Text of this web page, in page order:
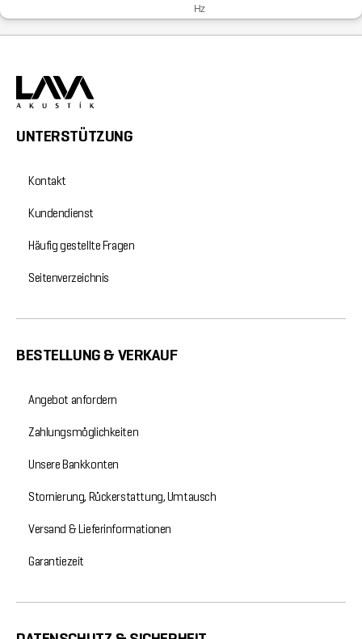
UNTERSTÜTZUNG
Kontakt
Kundendienst
Häufig gestellte Fragen
Seitenverzeichnis
BESTELLUNG & VERKAUF
Angebot anfordern
Zahlungsmöglichkeiten
Unsere Bankkonten
Stornierung, Rückerstattung, Umtausch
Versand & Lieferinformationen
Garantiezeit